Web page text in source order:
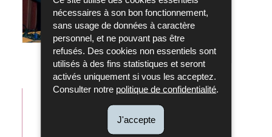
nécessaires à son bon fonctionnement,
sans usage de données à caractère
personnel, et ne pouvant pas être
refusés. Des cookies non essentiels sont
utilisés à des fins statistiques et seront
activés uniquement si vous les acceptez.
Consulter notre politique de confidentialité
J'accepte
COMPTE-RENDU, PROGRAMME ET LISTE
DES PARTICIPANTS